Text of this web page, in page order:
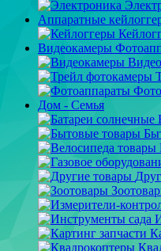
Аппаратные
Видеокамеры
Дом - Семья